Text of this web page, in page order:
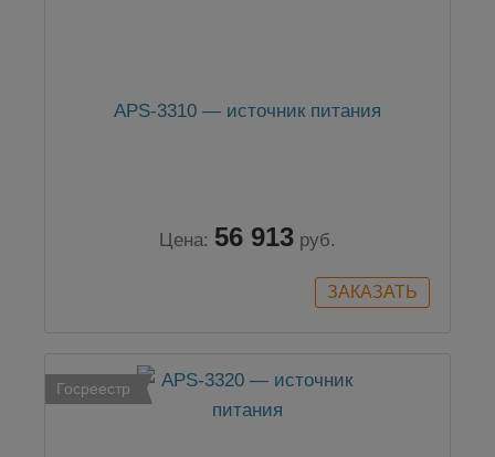
APS-3310 — источник питания
Цена: 56 913 руб.
Госреестр